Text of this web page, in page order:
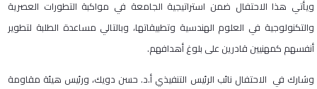
ويأتي هذا الاحتفال ضمن استراتيجية الجامعة في مواكبة التطورات العصرية
والتكنولوجية في العلوم الهندسية وتطبيقاتها، وبالتالي مساعدة الطلبة لتطوير
أنفسهم كمهنيين قادرين على بلوغ أهدافهم.
وشارك في الاحتفال نائب الرئيس التنفيذي أ.د. حسن دويك، ورئيس هيئة مقاومة